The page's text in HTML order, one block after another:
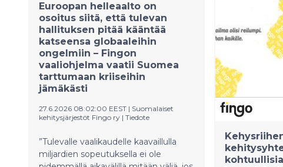
Euroopan helleaalto on
osoitus siitä, että tulevan
hallituksen pitää kääntää
katseensa globaaleihin
ongelmiin – Fingon
vaaliohjelma vaatii Suomea
tarttumaan kriiseihin
jämäkästi
27.6.2026 08:02:00 EEST | Suomalaiset
kehitysjärjestöt Fingo ry | Tiedote
”Tulevalle vaalikaudelle kaavaillulla
miljardien sopeutuksella ei ole